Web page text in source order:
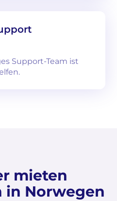
Support-Team ist
mieten
in Norwegen